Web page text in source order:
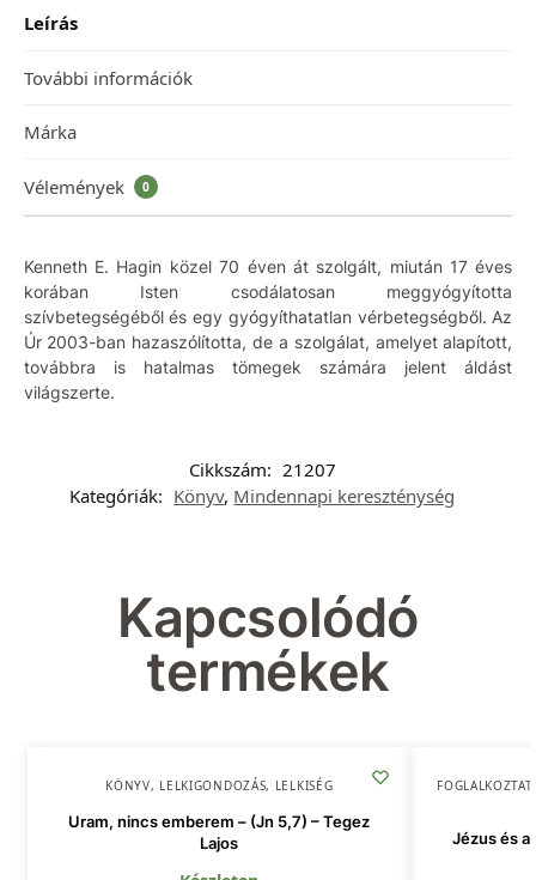
Leírás
További információk
Márka
Vélemények 0
Kenneth E. Hagin közel 70 éven át szolgált, miután 17 éves
korában Isten csodálatosan meggyógyította
szívbetegségéből és egy gyógyíthatatlan vérbetegségből. Az
Úr 2003-ban hazaszólította, de a szolgálat, amelyet alapított,
továbbra is hatalmas tömegek számára jelent áldást
világszerte.
Cikkszám: 21207
Kategóriák: Könyv, Mindennapi kereszténység
Kapcsolódó
termékek
KÖNYV, LELKIGONDOZÁS, LELKISÉG
Uram, nincs emberem – (Jn 5,7) – Tegez
Lajos
Jézus és a